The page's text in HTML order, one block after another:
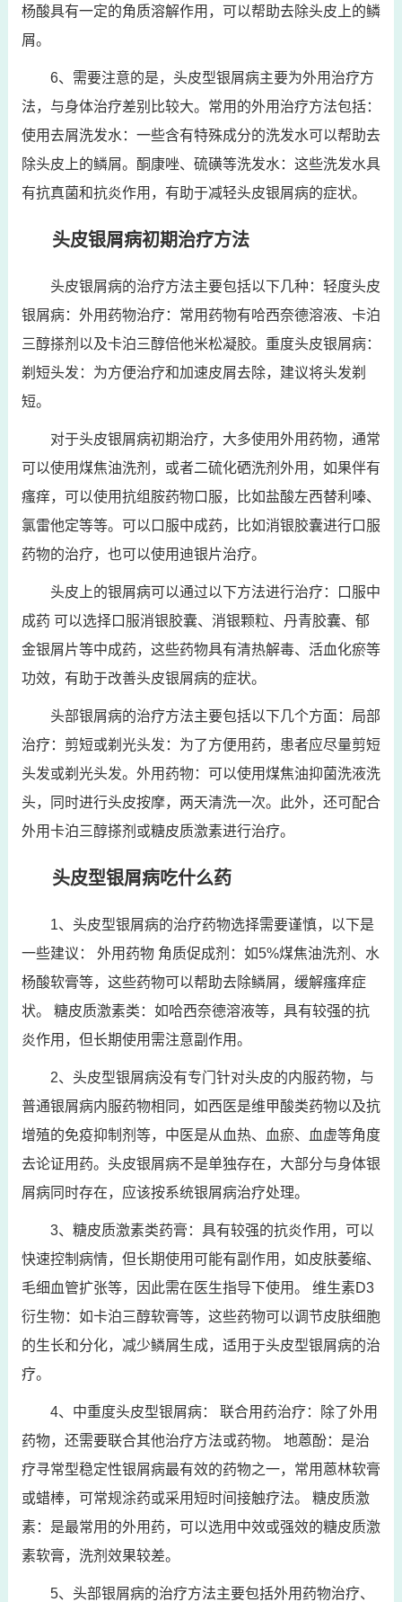
杨酸具有一定的角质溶解作用，可以帮助去除头皮上的鳞
屑。
6、需要注意的是，头皮型银屑病主要为外用治疗方
法，与身体治疗差别比较大。常用的外用治疗方法包括：
使用去屑洗发水：一些含有特殊成分的洗发水可以帮助去
除头皮上的鳞屑。酮康唑、硫磺等洗发水：这些洗发水具
有抗真菌和抗炎作用，有助于减轻头皮银屑病的症状。
头皮银屑病初期治疗方法
头皮银屑病的治疗方法主要包括以下几种：轻度头皮
银屑病：外用药物治疗：常用药物有哈西奈德溶液、卡泊
三醇搽剂以及卡泊三醇倍他米松凝胶。重度头皮银屑病：
剃短头发：为方便治疗和加速皮屑去除，建议将头发剃
短。
对于头皮银屑病初期治疗，大多使用外用药物，通常
可以使用煤焦油洗剂，或者二硫化硒洗剂外用，如果伴有
瘙痒，可以使用抗组胺药物口服，比如盐酸左西替利嗪、
氯雷他定等等。可以口服中成药，比如消银胶囊进行口服
药物的治疗，也可以使用迪银片治疗。
头皮上的银屑病可以通过以下方法进行治疗：口服中
成药 可以选择口服消银胶囊、消银颗粒、丹青胶囊、郁
金银屑片等中成药，这些药物具有清热解毒、活血化瘀等
功效，有助于改善头皮银屑病的症状。
头部银屑病的治疗方法主要包括以下几个方面：局部
治疗：剪短或剃光头发：为了方便用药，患者应尽量剪短
头发或剃光头发。外用药物：可以使用煤焦油抑菌洗液洗
头，同时进行头皮按摩，两天清洗一次。此外，还可配合
外用卡泊三醇搽剂或糖皮质激素进行治疗。
头皮型银屑病吃什么药
1、头皮型银屑病的治疗药物选择需要谨慎，以下是
一些建议： 外用药物 角质促成剂：如5%煤焦油洗剂、水
杨酸软膏等，这些药物可以帮助去除鳞屑，缓解瘙痒症
状。 糖皮质激素类：如哈西奈德溶液等，具有较强的抗
炎作用，但长期使用需注意副作用。
2、头皮型银屑病没有专门针对头皮的内服药物，与
普通银屑病内服药物相同，如西医是维甲酸类药物以及抗
增殖的免疫抑制剂等，中医是从血热、血瘀、血虚等角度
去论证用药。头皮银屑病不是单独存在，大部分与身体银
屑病同时存在，应该按系统银屑病治疗处理。
3、糖皮质激素类药膏：具有较强的抗炎作用，可以
快速控制病情，但长期使用可能有副作用，如皮肤萎缩、
毛细血管扩张等，因此需在医生指导下使用。 维生素D3
衍生物：如卡泊三醇软膏等，这些药物可以调节皮肤细胞
的生长和分化，减少鳞屑生成，适用于头皮型银屑病的治
疗。
4、中重度头皮型银屑病： 联合用药治疗：除了外用
药物，还需要联合其他治疗方法或药物。 地蒽酚：是治
疗寻常型稳定性银屑病最有效的药物之一，常用蒽林软膏
或蜡棒，可常规涂药或采用短时间接触疗法。 糖皮质激
素：是最常用的外用药，可以选用中效或强效的糖皮质激
素软膏，洗剂效果较差。
5、头部银屑病的治疗方法主要包括外用药物治疗、